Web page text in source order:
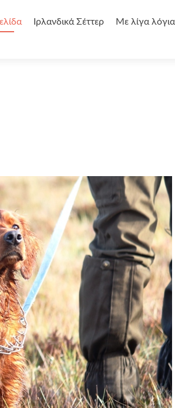
Ιρλανδικά Σέττερ Με λίγα λόγια